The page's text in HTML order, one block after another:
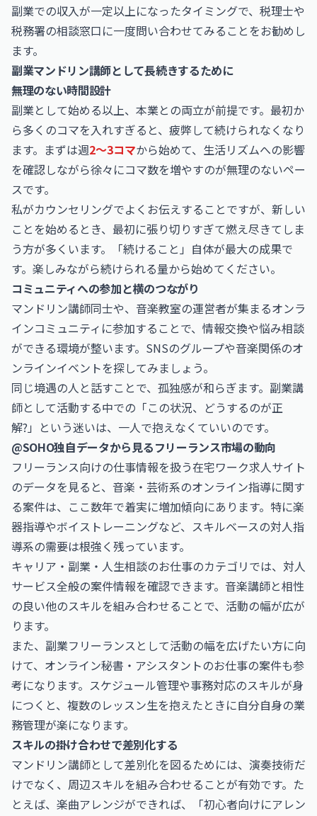
副業での収入が一定以上になったタイミングで、税理士や
税務署の相談窓口に一度問い合わせてみることをお勧めし
ます。
副業マンドリン講師として長続きするために
無理のない時間設計
副業として始める以上、本業との両立が前提です。最初か
ら多くのコマを入れすぎると、疲弊して続けられなくなり
ます。まずは週2〜3コマから始めて、生活リズムへの影響
を確認しながら徐々にコマ数を増やすのが無理のないペー
スです。
私がカウンセリングでよくお伝えすることですが、新しい
ことを始めるとき、最初に張り切りすぎて燃え尽きてしま
う方が多くいます。「続けること」自体が最大の成果で
す。楽しみながら続けられる量から始めてください。
コミュニティへの参加と横のつながり
マンドリン講師同士や、音楽教室の運営者が集まるオンラ
インコミュニティに参加することで、情報交換や悩み相談
ができる環境が整います。SNSのグループや音楽関係のオ
ンラインイベントを探してみましょう。
同じ境遇の人と話すことで、孤独感が和らぎます。副業講
師として活動する中での「この状況、どうするのが正
解?」という迷いは、一人で抱えなくていいのです。
@SOHO独自データから見るフリーランス市場の動向
フリーランス向けの仕事情報を扱う在宅ワーク求人サイト
のデータを見ると、音楽・芸術系のオンライン指導に関す
る案件は、ここ数年で着実に増加傾向にあります。特に楽
器指導やボイストレーニングなど、スキルベースの対人指
導系の需要は根強く残っています。
キャリア・副業・人生相談のお仕事のカテゴリでは、対人
サービス全般の案件情報を確認できます。音楽講師と相性
の良い他のスキルを組み合わせることで、活動の幅が広が
ります。
また、副業フリーランスとして活動の幅を広げたい方に向
けて、 オンライン秘書・アシスタントのお仕事の案件も参
考になります。スケジュール管理や事務対応のスキルが身
につくと、複数のレッスン生を抱えたときに自分自身の業
務管理が楽になります。
スキルの掛け合わせで差別化する
マンドリン講師として差別化を図るためには、演奏技術だ
けでなく、周辺スキルを組み合わせることが有効です。た
とえば、楽曲アレンジができれば、「初心者向けにアレン